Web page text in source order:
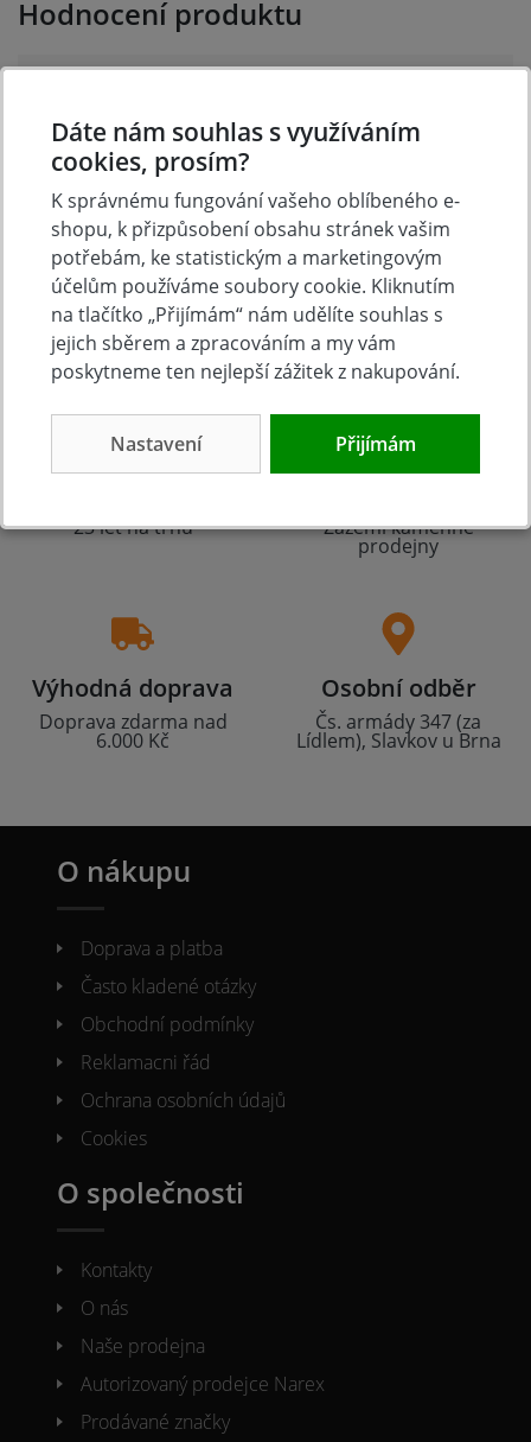
Hodnocení produktu
dalším nakupujícím.
Hodnoťte.
Přidat vlastní hodnocení
23 let na trhu Zázemí kamenné
prodejny
Výhodná doprava
Doprava zdarma nad
6.000 Kč
Osobní odběr
Čs. armády 347 (za
Lídlem), Slavkov u Brna
O nákupu
Doprava a platba
Často kladené otázky
Obchodní podmínky
Reklamacni řád
Ochrana osobních údajů
Cookies
O společnosti
Kontakty
O nás
Naše prodejna
Autorizovaný prodejce Narex
Prodávané značky
Dáte nám souhlas s využíváním
cookies, prosím?
K správnému fungování vašeho oblíbeného e-
shopu, k přizpůsobení obsahu stránek vašim
potřebám, ke statistickým a marketingovým
účelům používáme soubory cookie. Kliknutím
na tlačítko „Přijímám“ nám udělíte souhlas s
jejich sběrem a zpracováním a my vám
poskytneme ten nejlepší zážitek z nakupování.
Nastavení Přijímám